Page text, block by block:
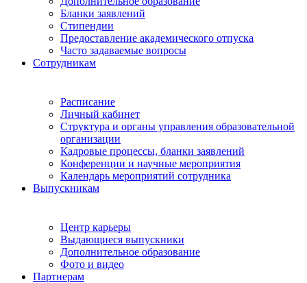
Бланки заявлений
Стипендии
Предоставление академического отпуска
Часто задаваемые вопросы
Сотрудникам
Расписание
Личный кабинет
Структура и органы управления образовательной
организации
Кадровые процессы, бланки заявлений
Конференции и научные мероприятия
Календарь мероприятий сотрудника
Выпускникам
Центр карьеры
Выдающиеся выпускники
Дополнительное образование
Фото и видео
Партнерам